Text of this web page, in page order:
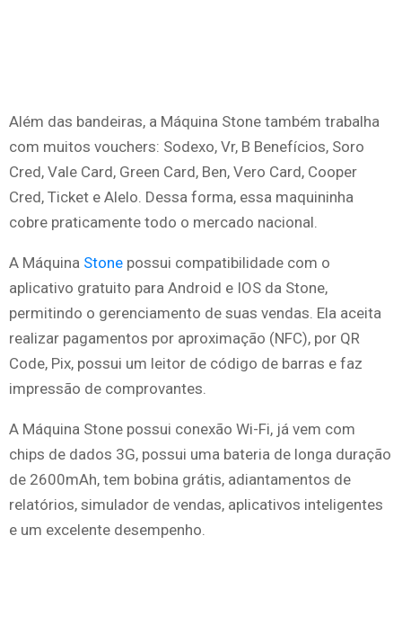
Além das bandeiras, a Máquina Stone também trabalha
com muitos vouchers: Sodexo, Vr, B Benefícios, Soro
Cred, Vale Card, Green Card, Ben, Vero Card, Cooper
Cred, Ticket e Alelo. Dessa forma, essa maquininha
cobre praticamente todo o mercado nacional.
A Máquina Stone possui compatibilidade com o
aplicativo gratuito para Android e IOS da Stone,
permitindo o gerenciamento de suas vendas. Ela aceita
realizar pagamentos por aproximação (NFC), por QR
Code, Pix, possui um leitor de código de barras e faz
impressão de comprovantes.
A Máquina Stone possui conexão Wi-Fi, já vem com
chips de dados 3G, possui uma bateria de longa duração
de 2600mAh, tem bobina grátis, adiantamentos de
relatórios, simulador de vendas, aplicativos inteligentes
e um excelente desempenho.